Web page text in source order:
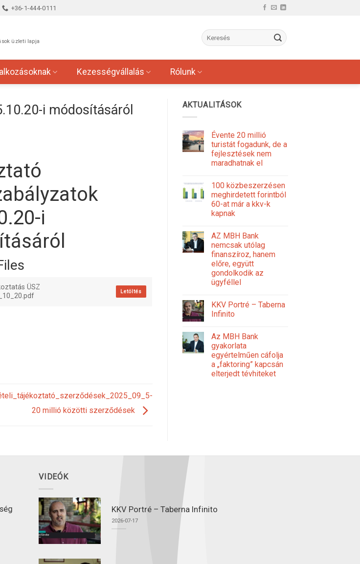
+36-1-444-0111
üzleti lapja
Kezességvállalás Rólunk
i módosításáról
i
ÜSZ
Letöltés
20 millió közötti szerződések
AKTUALITÁSOK
Évente 20 millió
turistát fogadunk, de a
fejlesztések nem
maradhatnak el
100 közbeszerzésen
meghirdetett forintból
60-at már a kkv-k
kapnak
AZ MBH Bank
nemcsak utólag
finanszíroz, hanem
előre, együtt
gondolkodik az
ügyféllel
KKV Portré – Taberna
Infinito
Az MBH Bank
gyakorlata
egyértelműen cáfolja
a „faktoring” kapcsán
elterjedt tévhiteket
VIDEÓK
KKV Portré – Taberna Infinito
2026-07-17